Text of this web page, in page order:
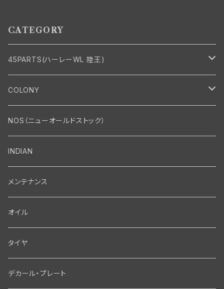
CATEGORY
45PARTS(ハーレーWL 陸王)
エンジン
エンジン・シリンダーヘッド
バルブ・タペット関係
マフラー・インテーク・キャブレター
マフラー関係
インテーク・キャブレター関係
エレクトリカル
ジェネレーター関係
ディストリビューター関係
駆動系
ドライブチェーン関係
スプロケット・ベルトドライブキット
フロントフォーク・フレーム
フロントフォーク関係
ソフテイル用 New Springer Fork
シート・サドルバッグ
シートポスト関係
ハンドルバー・タンク・フェンダー
COLONY
Bolt・Nut
Nut
Screw
Front End・Rear End
Wheel-Brake
Fork-Shockabsorber
Motor
Motor
Carbrator
Transmission・Primary
Transmission-Shifter
Primary-clutch-Kickstarter
Gastank・Oiltank
Oilline
Electrical
NOS（ニューオールドストック）
INDIAN
メンテナンス
オイル
タイヤ
デカール・プレート